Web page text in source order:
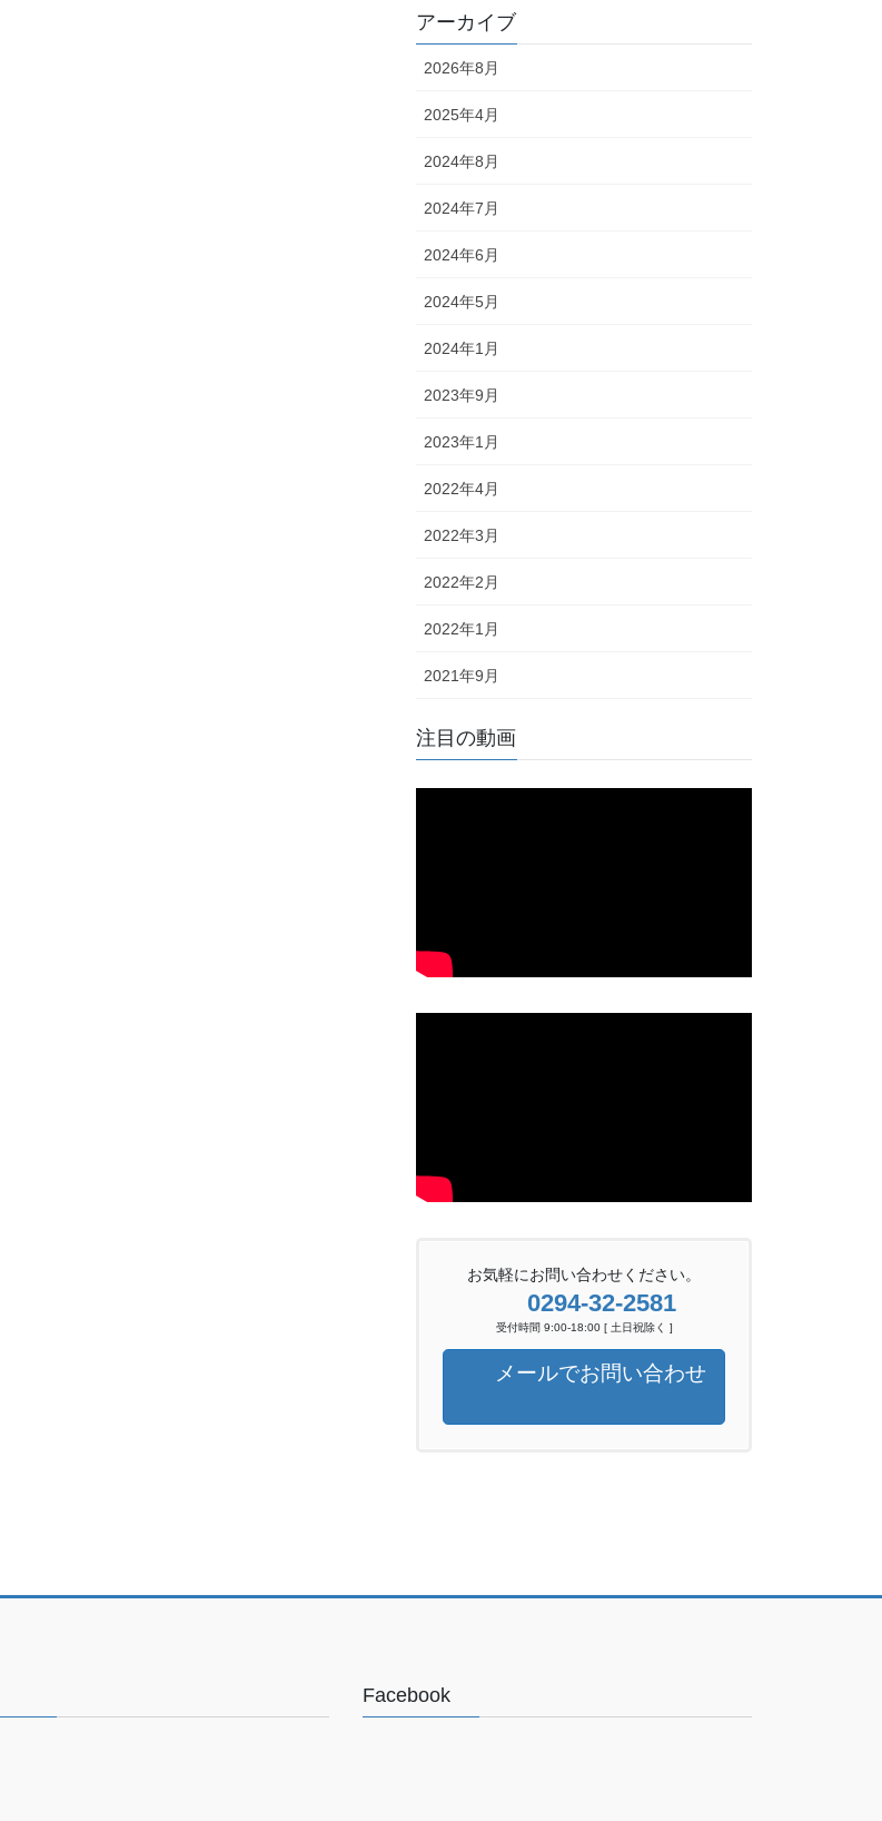
アーカイブ
2026年8月
2025年4月
2024年8月
2024年7月
2024年6月
2024年5月
2024年1月
2023年9月
2023年1月
2022年4月
2022年3月
2022年2月
2022年1月
2021年9月
注目の動画
お気軽にお問い合わせください。
0294-32-2581
受付時間 9:00-18:00 [ 土日祝除く ]
メールでお問い合わせ
Facebook